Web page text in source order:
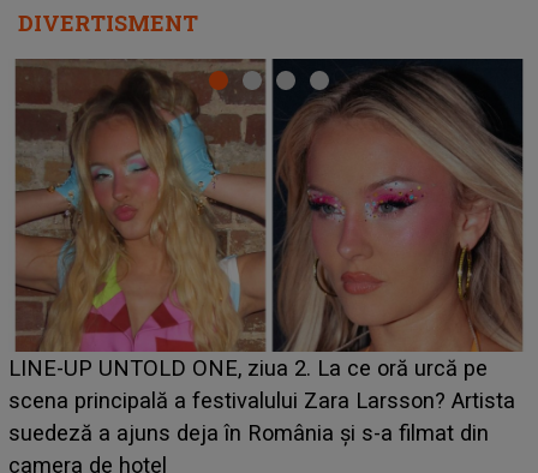
DIVERTISMENT
Ce a dezvăluit noua concurentă din "Casa Iubirii" l-a
luat prin surprindere pe Emanuel. CINE ESTE
BĂIATUL VIZAT de Alexandra?! Aflându-se în fața
faptului împlinit, A RECUNOSCUT IMEDIAT: "Am